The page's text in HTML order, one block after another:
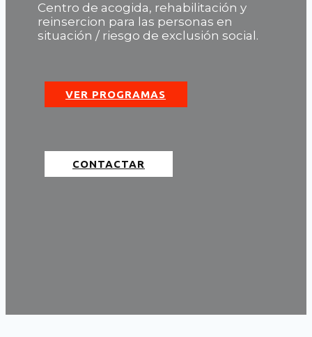
Centro de acogida, rehabilitación y
reinsercion para las personas en
situación / riesgo de exclusión social.
VER PROGRAMAS
CONTACTAR